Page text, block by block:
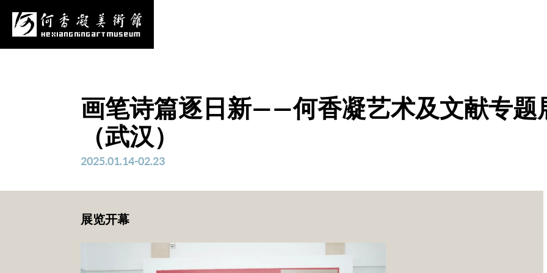
项目申报 采购公告 更多
画笔诗篇逐日新——何香凝艺术及文献专题
（武汉）
2025.01.14-02.23
展览开幕